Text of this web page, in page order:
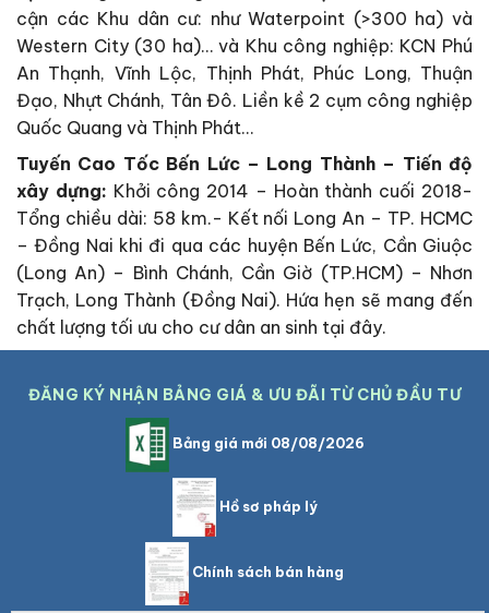
cận các Khu dân cư: như Waterpoint (>300 ha) và
Western City (30 ha)… và Khu công nghiệp: KCN Phú
An Thạnh, Vĩnh Lộc, Thịnh Phát, Phúc Long, Thuận
Đạo, Nhựt Chánh, Tân Đô. Liền kề 2 cụm công nghiệp
Quốc Quang và Thịnh Phát…
Tuyến Cao Tốc Bến Lức – Long Thành – Tiến độ
xây dựng: Khởi công 2014 – Hoàn thành cuối 2018-
Tổng chiều dài: 58 km.- Kết nối Long An – TP. HCMC
– Đồng Nai khi đi qua các huyện Bến Lức, Cần Giuộc
(Long An) – Bình Chánh, Cần Giờ (TP.HCM) – Nhơn
Trạch, Long Thành (Đồng Nai). Hứa hẹn sẽ mang đến
chất lượng tối ưu cho cư dân an sinh tại đây.
ĐĂNG KÝ NHẬN BẢNG GIÁ & ƯU ĐÃI TỪ CHỦ ĐẦU TƯ
Bảng giá mới 08/08/2026
Hồ sơ pháp lý
Chính sách bán hàng